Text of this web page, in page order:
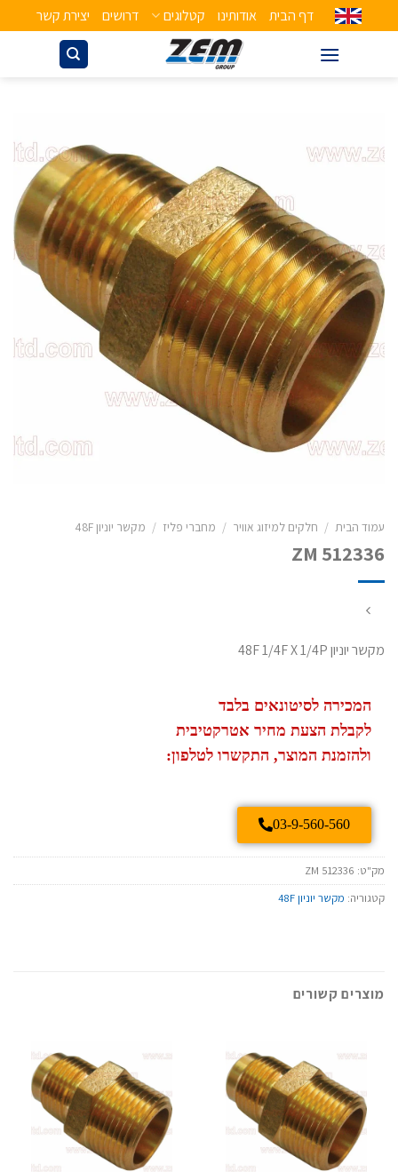
דף הבית אודותינו קטלוגים דרושים יצירת קשר
עמוד הבית / חלקים למיזוג אוויר / מחברי פליז / מקשר יוניון 48F
ZM 512336
מקשר יוניון 48F 1/4F X 1/4P
המכירה לסיטונאים בלבד
לקבלת הצעת מחיר אטרקטיבית
ולהזמנת המוצר, התקשרו לטלפון:
03-9-560-560
מק"ט: ZM 512336
קטגוריה: מקשר יוניון 48F
מוצרים קשורים